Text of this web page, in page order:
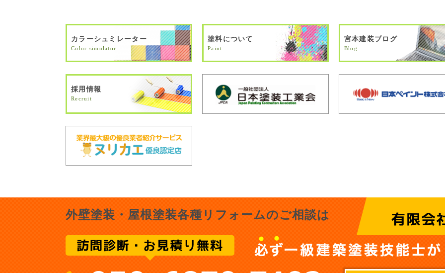
カラーシュミレーター
Color simulator
塗料について
Paint
宮本建装ブログ
Blog
採用情報
Recruit
外壁塗装・屋根塗装各種リフォームのご相談は